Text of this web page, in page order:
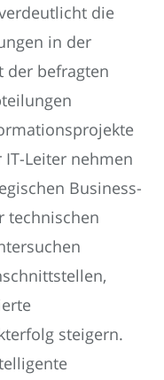
die
in der
der befragten
Leiter nehmen
Business-
technischen
steigern.